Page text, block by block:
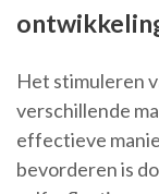
Het stimuleren
verschillende
effectieve
bevorderen is